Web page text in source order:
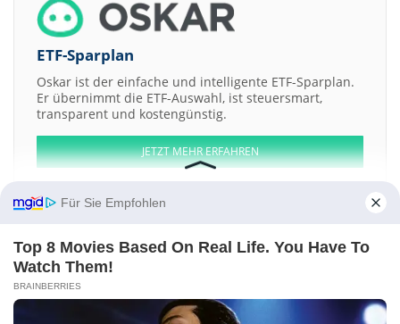
ETF-Sparplan
Oskar ist der einfache und intelligente ETF-Sparplan.
Er übernimmt die ETF-Auswahl, ist steuersmart,
transparent und kostengünstig.
JETZT MEHR ERFAHREN
Aktien ATX DAX EuroStoxx 50 Dow Jones NASDAQ 100 Nikkei 225
Weitere Aktien:
Für Sie Empfohlen
Top 8 Movies Based On Real Life. You Have To
Watch Them!
BRAINBERRIES